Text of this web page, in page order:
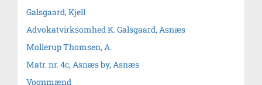
Galsgaard, Kjell
Advokatvirksomhed K. Galsgaard, Asnæs
Mollerup Thomsen, A.
Matr. nr. 4c, Asnæs by, Asnæs
Vognmænd